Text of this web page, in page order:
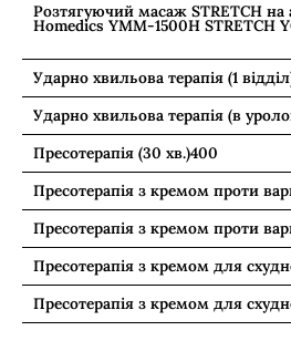
Розтягуючий масаж STRETCH на
Homedics YMM-1500H STRETCH
Ударно хвильова терапія (1
Ударно хвильова терапія (в
Пресотерапія (30 хв.)400
Пресотерапія з кремом проти
Пресотерапія з кремом проти
Пресотерапія з кремом для
Пресотерапія з кремом для